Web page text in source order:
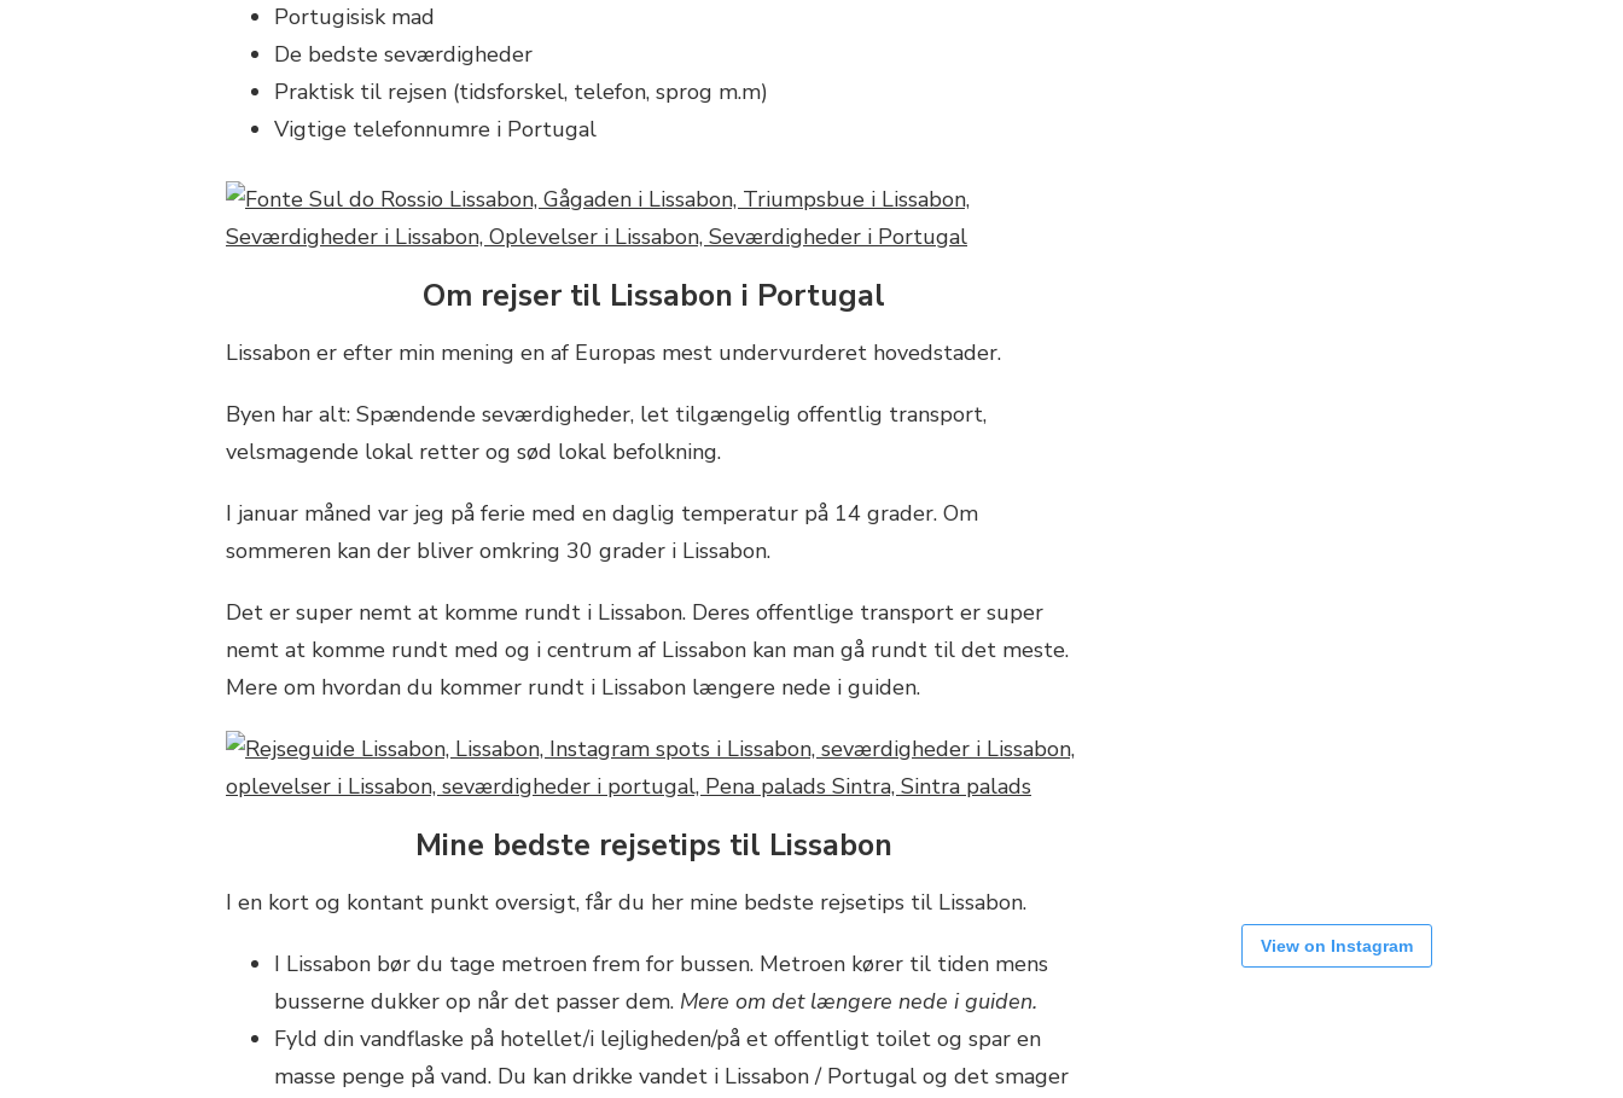
Portugisisk mad
De bedste seværdigheder
Praktisk til rejsen (tidsforskel, telefon, sprog m.m)
Vigtige telefonnumre i Portugal
Om rejser til Lissabon i Portugal
Lissabon er efter min mening en af Europas mest undervurderet hovedstader.
Byen har alt: Spændende seværdigheder, let tilgængelig offentlig transport,
velsmagende lokal retter og sød lokal befolkning.
I januar måned var jeg på ferie med en daglig temperatur på 14 grader. Om
sommeren kan der bliver omkring 30 grader i Lissabon.
Det er super nemt at komme rundt i Lissabon. Deres offentlige transport er super
nemt at komme rundt med og i centrum af Lissabon kan man gå rundt til det meste.
Mere om hvordan du kommer rundt i Lissabon længere nede i guiden.
Mine bedste rejsetips til Lissabon
I en kort og kontant punkt oversigt, får du her mine bedste rejsetips til Lissabon.
I Lissabon bør du tage metroen frem for bussen. Metroen kører til tiden mens
busserne dukker op når det passer dem. Mere om det længere nede i guiden.
Fyld din vandflaske på hotellet/i lejligheden/på et offentligt toilet og spar en
masse penge på vand. Du kan drikke vandet i Lissabon / Portugal og det smager
View on Instagram